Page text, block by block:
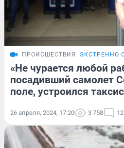
ПРОИСШЕСТВИЯ ЭКСТРЕННО
«Не чурается любой
посадивший самолет
поле, устроился
26 апреля, 2024, 17:20 3 758 12